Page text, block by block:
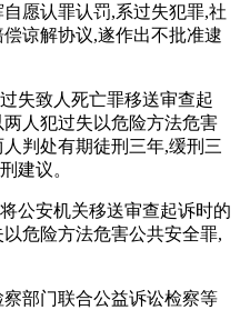
愿认罪认罚,系过失犯罪,社
谅解协议,遂作出不批准逮
失致人死亡罪移送审查起
人犯过失以危险方法危害
判处有期徒刑三年,缓刑三
建议。
公安机关移送审查起诉时的
危险方法危害公共安全罪,
部门联合公益诉讼检察等